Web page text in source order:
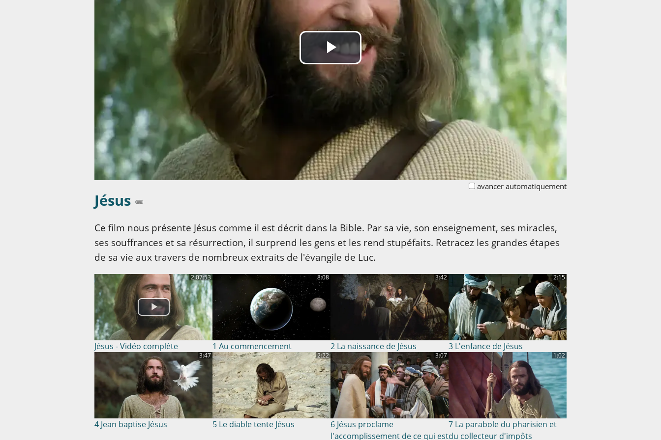
Lire
la
vidéo
avancer automatiquement
Jésus
Ce film nous présente Jésus comme il est décrit dans la Bible. Par sa vie, son enseignement, ses miracles,
ses souffrances et sa résurrection, il surprend les gens et les rend stupéfaits. Retracez les grandes étapes
de sa vie aux travers de nombreux extraits de l'évangile de Luc.
2:07:53
Jésus - Vidéo complète
8:08
1 Au commencement
3:42
2 La naissance de Jésus
2:15
3 L'enfance de Jésus
3:47
4 Jean baptise Jésus
2:22
5 Le diable tente Jésus
3:07
6 Jésus proclame
l'accomplissement de ce qui est
1:02
7 La parabole du pharisien et
du collecteur d'impôts